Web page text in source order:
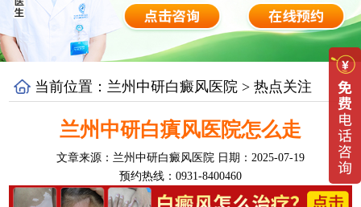
当前位置： 兰州中研白癜风医院 >热点关注
兰州中研白瘨风医院怎么走
文章来源： 兰州中研白癜风医院 日期：2025-07-19
预约热线：0931-8400460